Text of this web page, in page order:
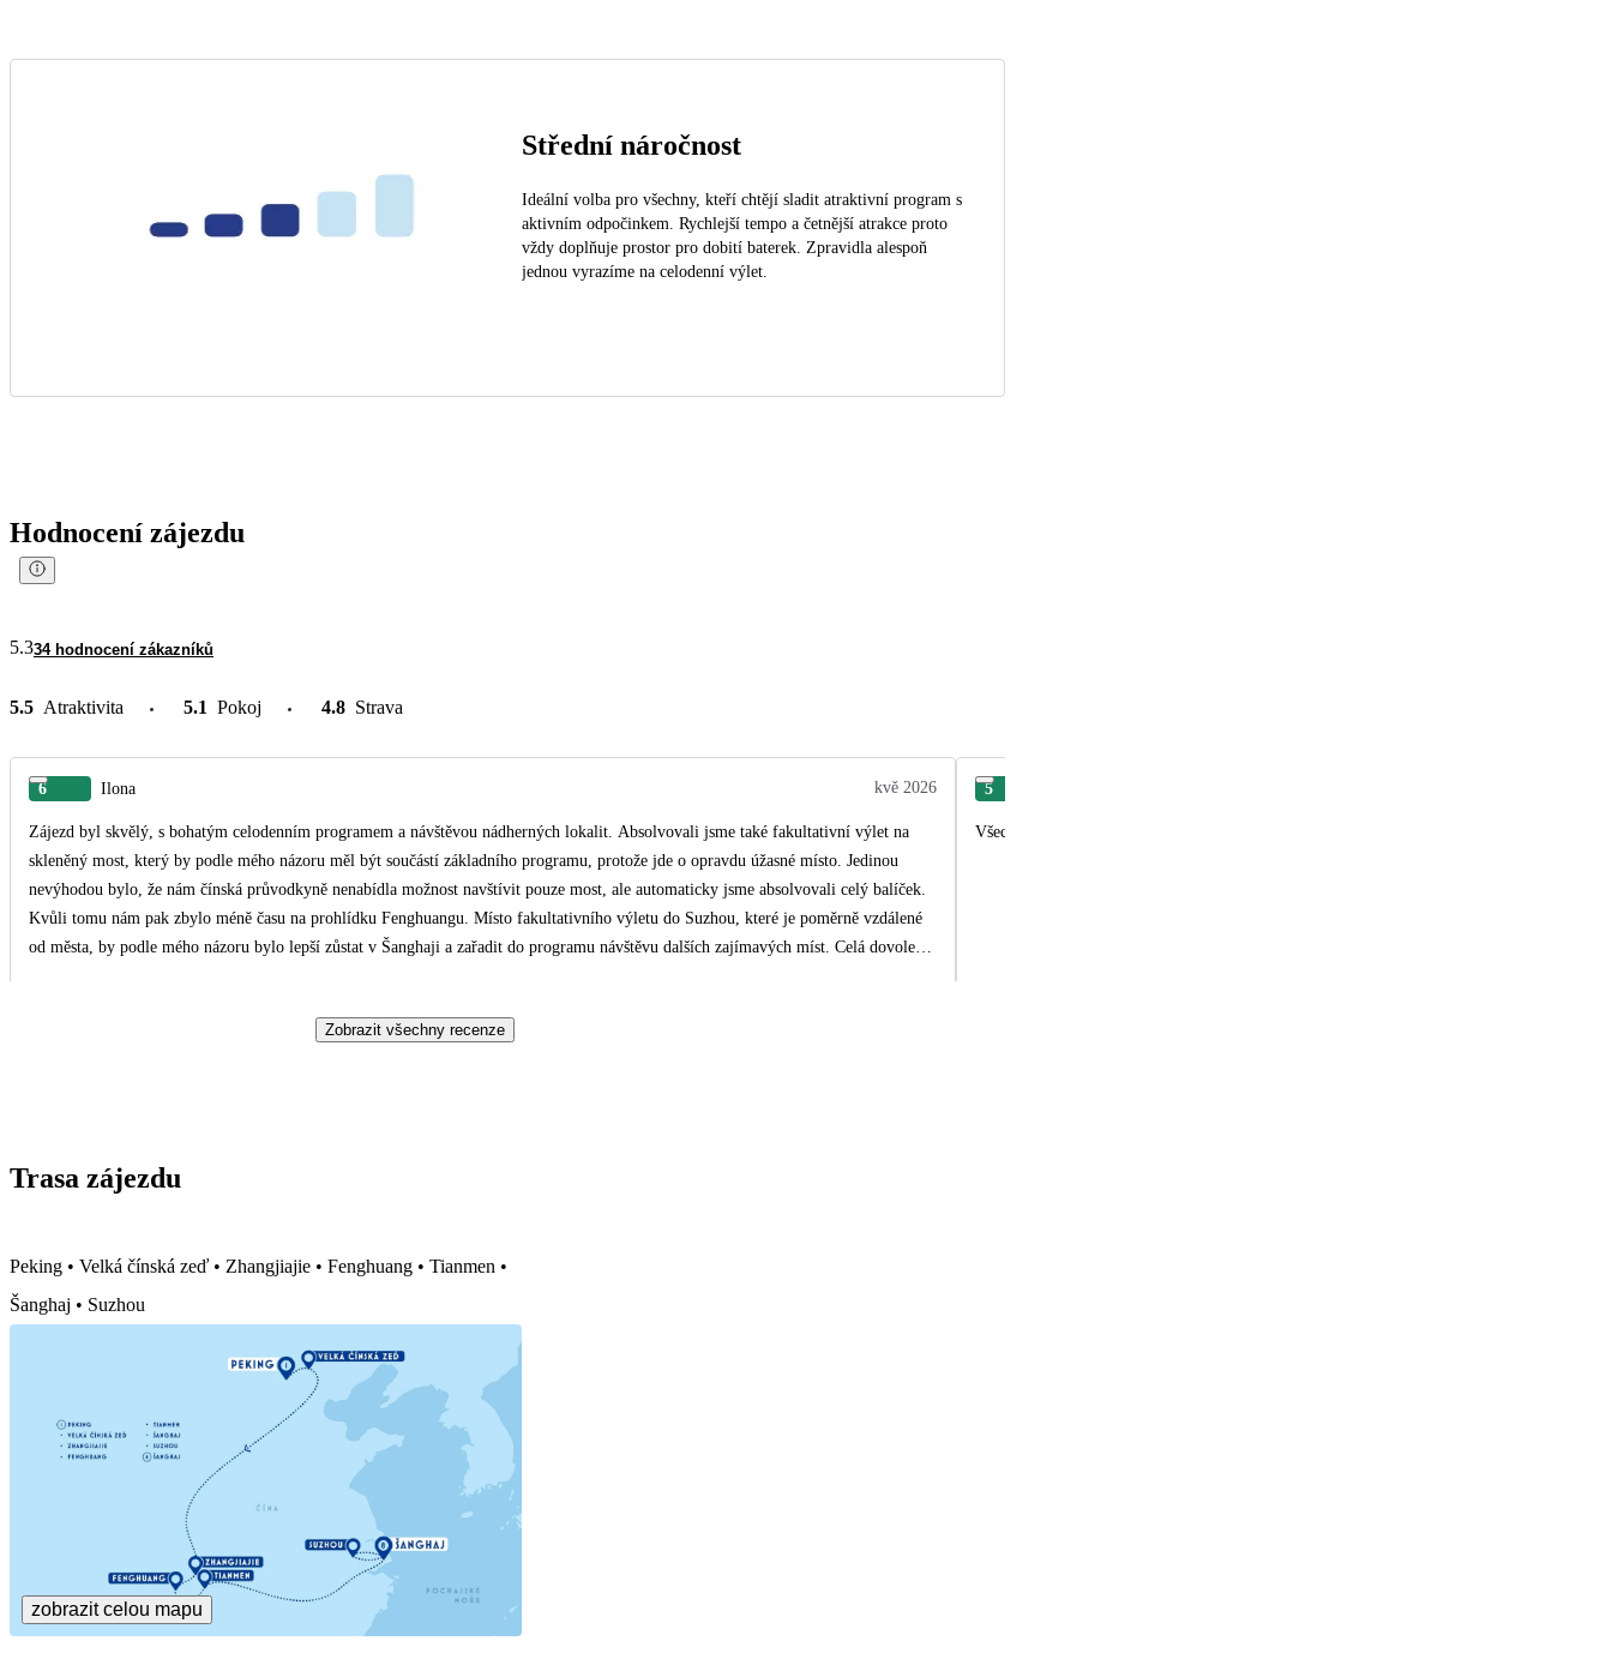
Střední náročnost
Ideální volba pro všechny, kteří chtějí sladit atraktivní program s
aktivním odpočinkem. Rychlejší tempo a četnější atrakce proto
vždy doplňuje prostor pro dobití baterek. Zpravidla alespoň
jednou vyrazíme na celodenní výlet.
Hodnocení zájezdu
5.334 hodnocení zákazníků
5.5 Atraktivita 5.1 Pokoj 4.8 Strava
6 Ilona kvě 2026
Zájezd byl skvělý, s bohatým celodenním programem a návštěvou nádherných lokalit. Absolvovali jsme také fakultativní výlet na
skleněný most, který by podle mého názoru měl být součástí základního programu, protože jde o opravdu úžasné místo. Jedinou
nevýhodou bylo, že nám čínská průvodkyně nenabídla možnost navštívit pouze most, ale automaticky jsme absolvovali celý balíček.
Kvůli tomu nám pak zbylo méně času na prohlídku Fenghuangu. Místo fakultativního výletu do Suzhou, které je poměrně vzdálené
od města, by podle mého názoru bylo lepší zůstat v Šanghaji a zařadit do programu návštěvu dalších zajímavých míst. Celá dovolená
nad rámec svých povinností i programu zájezdu.
5
Všechno bylo moc fajn, od všeho něco.
Zobrazit všechny recenze
Trasa zájezdu
Peking • Velká čínská zeď • Zhangjiajie • Fenghuang • Tianmen •
Šanghaj • Suzhou
zobrazit celou mapu